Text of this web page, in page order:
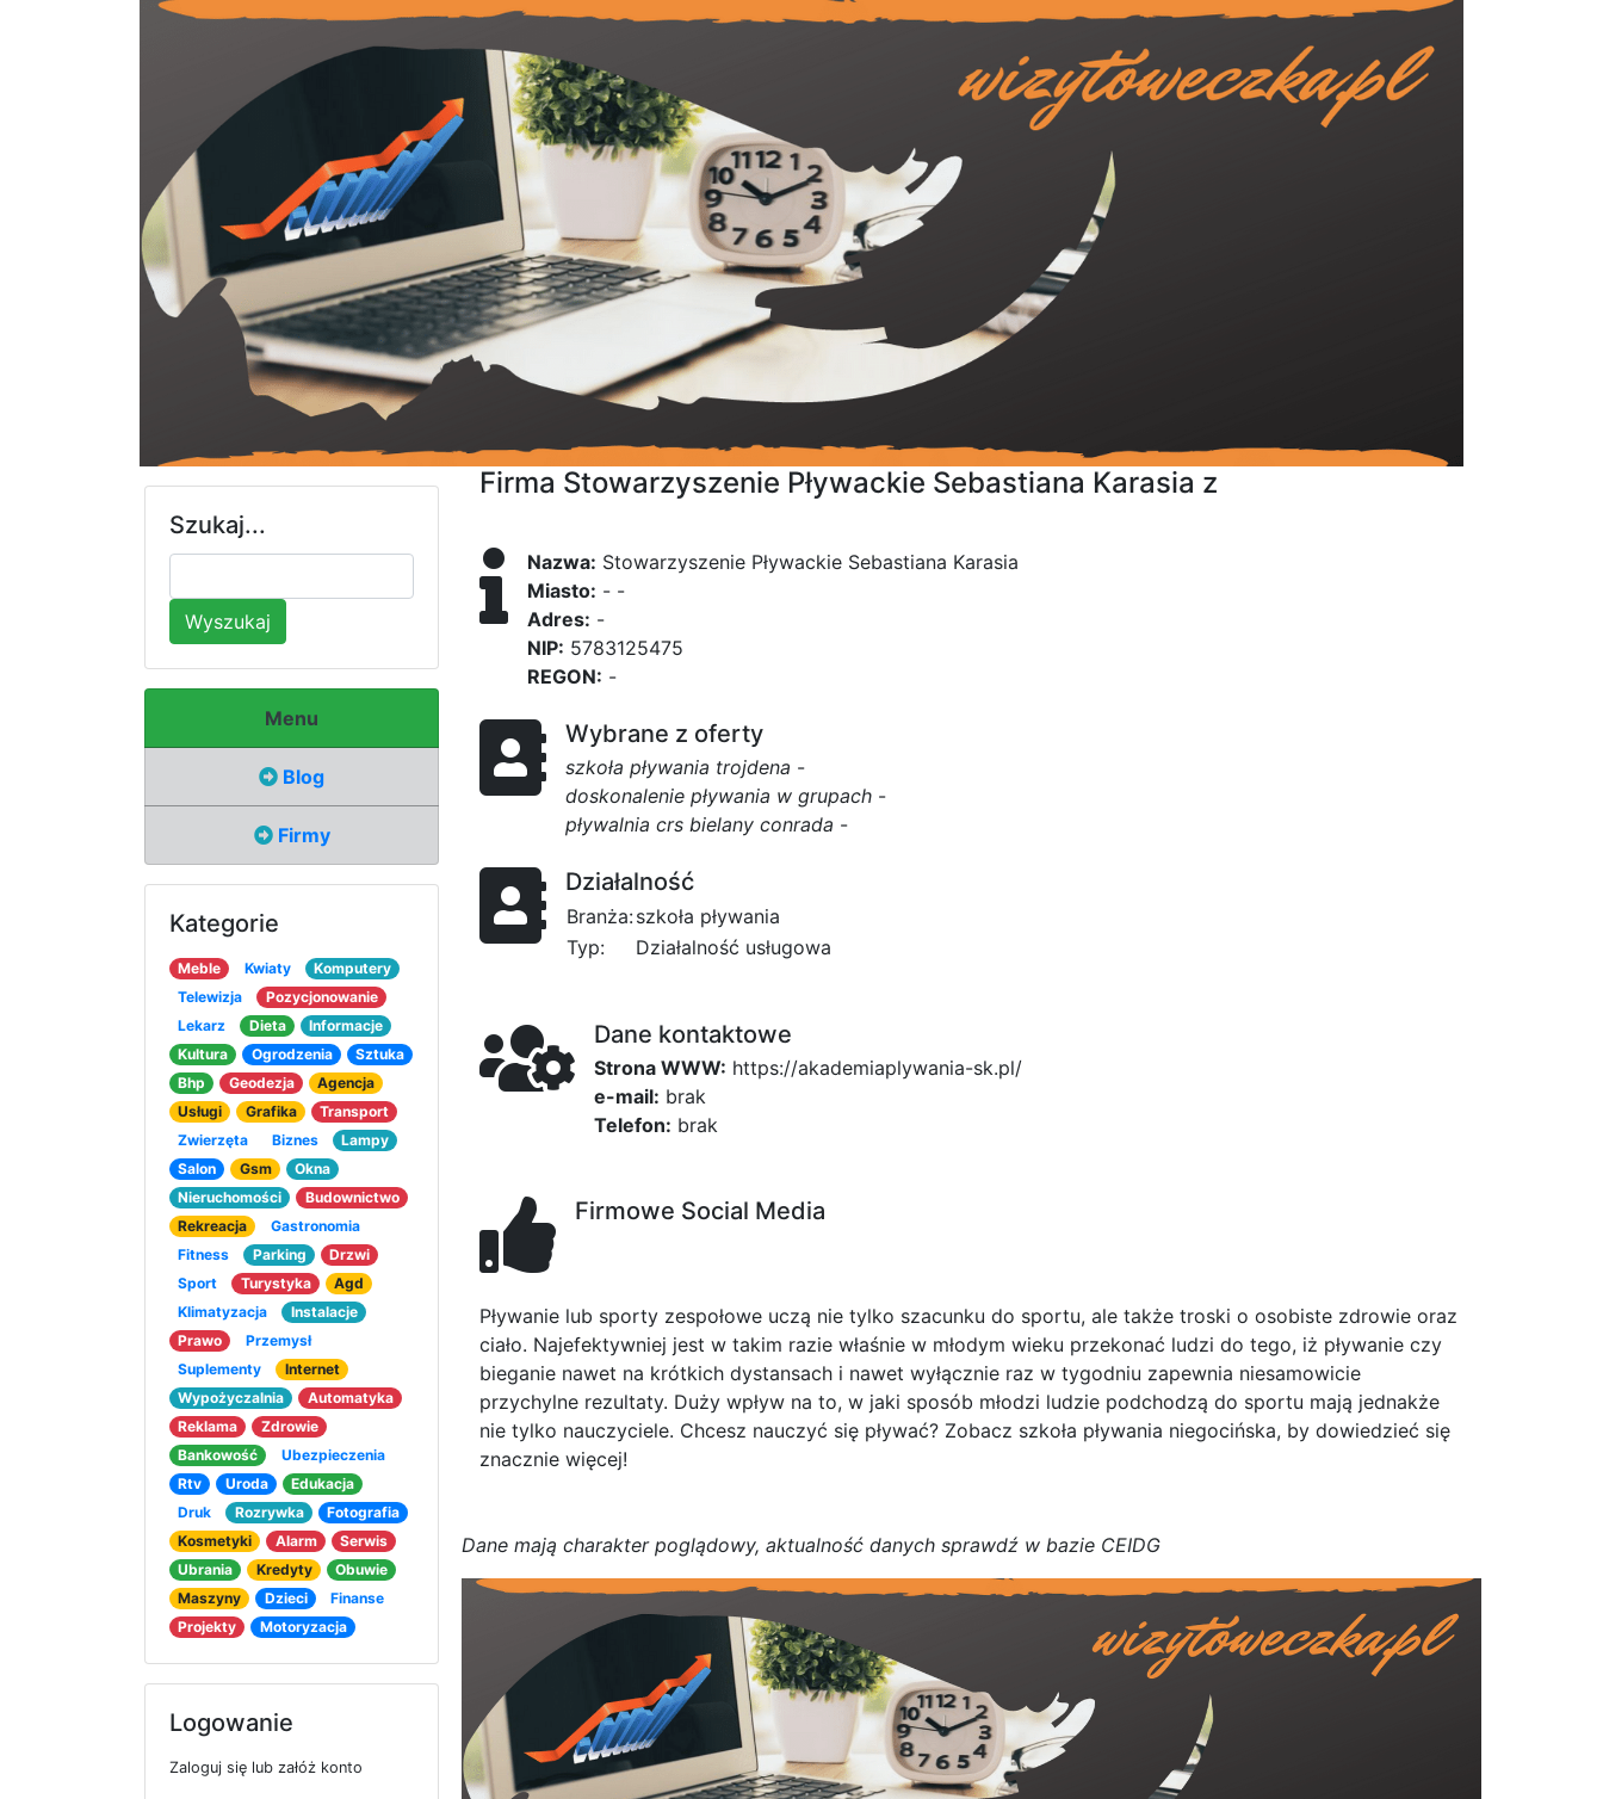
Szukaj...
Wyszukaj
Menu
Blog
Firmy
Kategorie
Meble Kwiaty
Komputery
Telewizja
Pozycjonowanie
Lekarz
Dieta
Informacje
Kultura
Ogrodzenia
Sztuka
Bhp
Geodezja
Agencja
Usługi
Grafika
Transport
Zwierzęta
Biznes
Lampy
Salon
Gsm
Okna
Nieruchomości
Budownictwo
Rekreacja
Gastronomia
Fitness
Parking
Drzwi
Sport
Turystyka
Agd
Klimatyzacja
Instalacje
Prawo
Przemysł
Suplementy
Internet
Wypożyczalnia
Automatyka
Reklama
Zdrowie
Bankowość
Ubezpieczenia
Rtv
Uroda
Edukacja
Druk
Rozrywka
Fotografia
Kosmetyki
Alarm
Serwis
Ubrania
Kredyty
Obuwie
Maszyny
Dzieci
Finanse
Projekty
Motoryzacja
Logowanie
Zaloguj się lub załóż konto
Firma Stowarzyszenie Pływackie Sebastiana Karasia z
Nazwa: Stowarzyszenie Pływackie Sebastiana Karasia
Miasto: - -
Adres: -
NIP: 5783125475
REGON: -
Wybrane z oferty
szkoła pływania trojdena -
doskonalenie pływania w grupach -
pływalnia crs bielany conrada -
Działalność
Branża:szkoła pływania
Typ:
Działalność usługowa
Dane kontaktowe
Strona WWW: https://akademiaplywania-sk.pl/
e-mail: brak
Telefon: brak
Firmowe Social Media
Pływanie lub sporty zespołowe uczą nie tylko szacunku do sportu, ale także troski o osobiste zdrowie oraz
ciało. Najefektywniej jest w takim razie właśnie w młodym wieku przekonać ludzi do tego, iż pływanie czy
bieganie nawet na krótkich dystansach i nawet wyłącznie raz w tygodniu zapewnia niesamowicie
przychylne rezultaty. Duży wpływ na to, w jaki sposób młodzi ludzie podchodzą do sportu mają jednakże
nie tylko nauczyciele. Chcesz nauczyć się pływać? Zobacz szkoła pływania niegocińska, by dowiedzieć się
znacznie więcej!
Dane mają charakter poglądowy, aktualność danych sprawdź w bazie CEIDG